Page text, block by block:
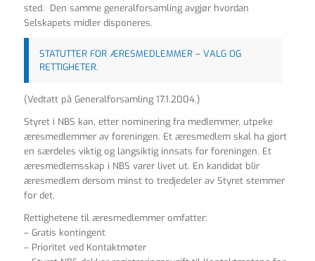
sted. Den samme generalforsamling avgjør hvordan
Selskapets midler disponeres.
STATUTTER FOR ÆRESMEDLEMMER – VALG OG
RETTIGHETER.
(Vedtatt på Generalforsamling 17.1.2004.)
Styret i NBS kan, etter nominering fra medlemmer, utpeke
æresmedlemmer av foreningen. Et æresmedlem skal ha gjort
en særdeles viktig og langsiktig innsats for foreningen. Et
æresmedlemsskap i NBS varer livet ut. En kandidat blir
æresmedlem dersom minst to tredjedeler av Styret stemmer
for det.
Rettighetene til æresmedlemmer omfatter:
– Gratis kontingent
– Prioritet ved Kontaktmøter